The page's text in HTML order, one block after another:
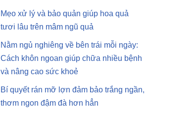
Mẹo xử lý và bảo quản giúp hoa quả
tươi lâu trên mâm ngũ quả
Nằm ngủ nghiêng về bên trái mỗi ngày:
Cách khôn ngoan giúp chữa nhiều bệnh
và nâng cao sức khoẻ
Bí quyết rán mỡ lợn đảm bảo trắng ngần,
thơm ngon đậm đà hơn hẳn